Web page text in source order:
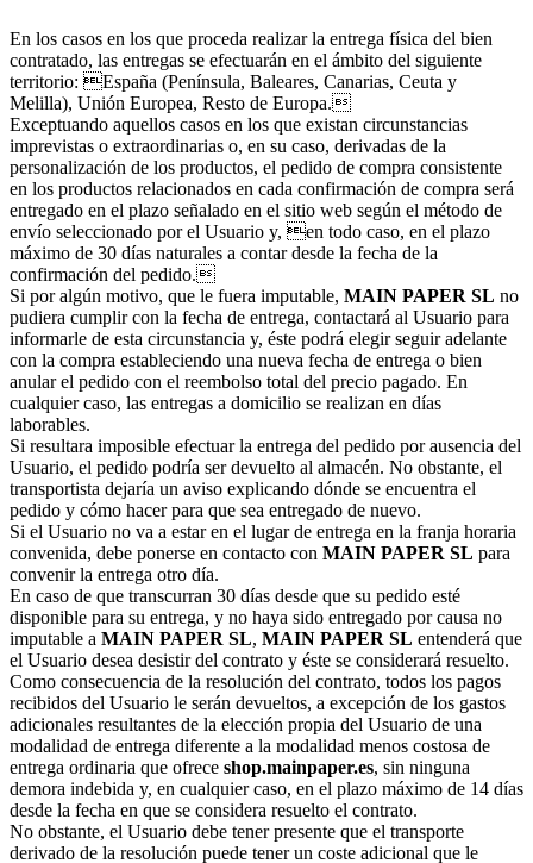
En los casos en los que proceda realizar la entrega física del bien
contratado, las entregas se efectuarán en el ámbito del siguiente
territorio: España (Península, Baleares, Canarias, Ceuta y
Melilla), Unión Europea, Resto de Europa.
Exceptuando aquellos casos en los que existan circunstancias
imprevistas o extraordinarias o, en su caso, derivadas de la
personalización de los productos, el pedido de compra consistente
en los productos relacionados en cada confirmación de compra será
entregado en el plazo señalado en el sitio web según el método de
envío seleccionado por el Usuario y, en todo caso, en el plazo
máximo de 30 días naturales a contar desde la fecha de la
confirmación del pedido.
Si por algún motivo, que le fuera imputable, MAIN PAPER SL no
pudiera cumplir con la fecha de entrega, contactará al Usuario para
informarle de esta circunstancia y, éste podrá elegir seguir adelante
con la compra estableciendo una nueva fecha de entrega o bien
anular el pedido con el reembolso total del precio pagado. En
cualquier caso, las entregas a domicilio se realizan en días
laborables.
Si resultara imposible efectuar la entrega del pedido por ausencia del
Usuario, el pedido podría ser devuelto al almacén. No obstante, el
transportista dejaría un aviso explicando dónde se encuentra el
pedido y cómo hacer para que sea entregado de nuevo.
Si el Usuario no va a estar en el lugar de entrega en la franja horaria
convenida, debe ponerse en contacto con MAIN PAPER SL para
convenir la entrega otro día.
En caso de que transcurran 30 días desde que su pedido esté
disponible para su entrega, y no haya sido entregado por causa no
imputable a MAIN PAPER SL, MAIN PAPER SL entenderá que
el Usuario desea desistir del contrato y éste se considerará resuelto.
Como consecuencia de la resolución del contrato, todos los pagos
recibidos del Usuario le serán devueltos, a excepción de los gastos
adicionales resultantes de la elección propia del Usuario de una
modalidad de entrega diferente a la modalidad menos costosa de
entrega ordinaria que ofrece shop.mainpaper.es, sin ninguna
demora indebida y, en cualquier caso, en el plazo máximo de 14 días
desde la fecha en que se considera resuelto el contrato.
No obstante, el Usuario debe tener presente que el transporte
derivado de la resolución puede tener un coste adicional que le